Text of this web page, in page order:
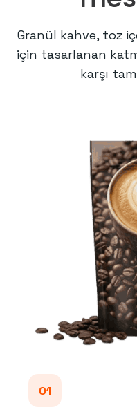
Granül kahve, toz
için tasarlanan
karşı
01